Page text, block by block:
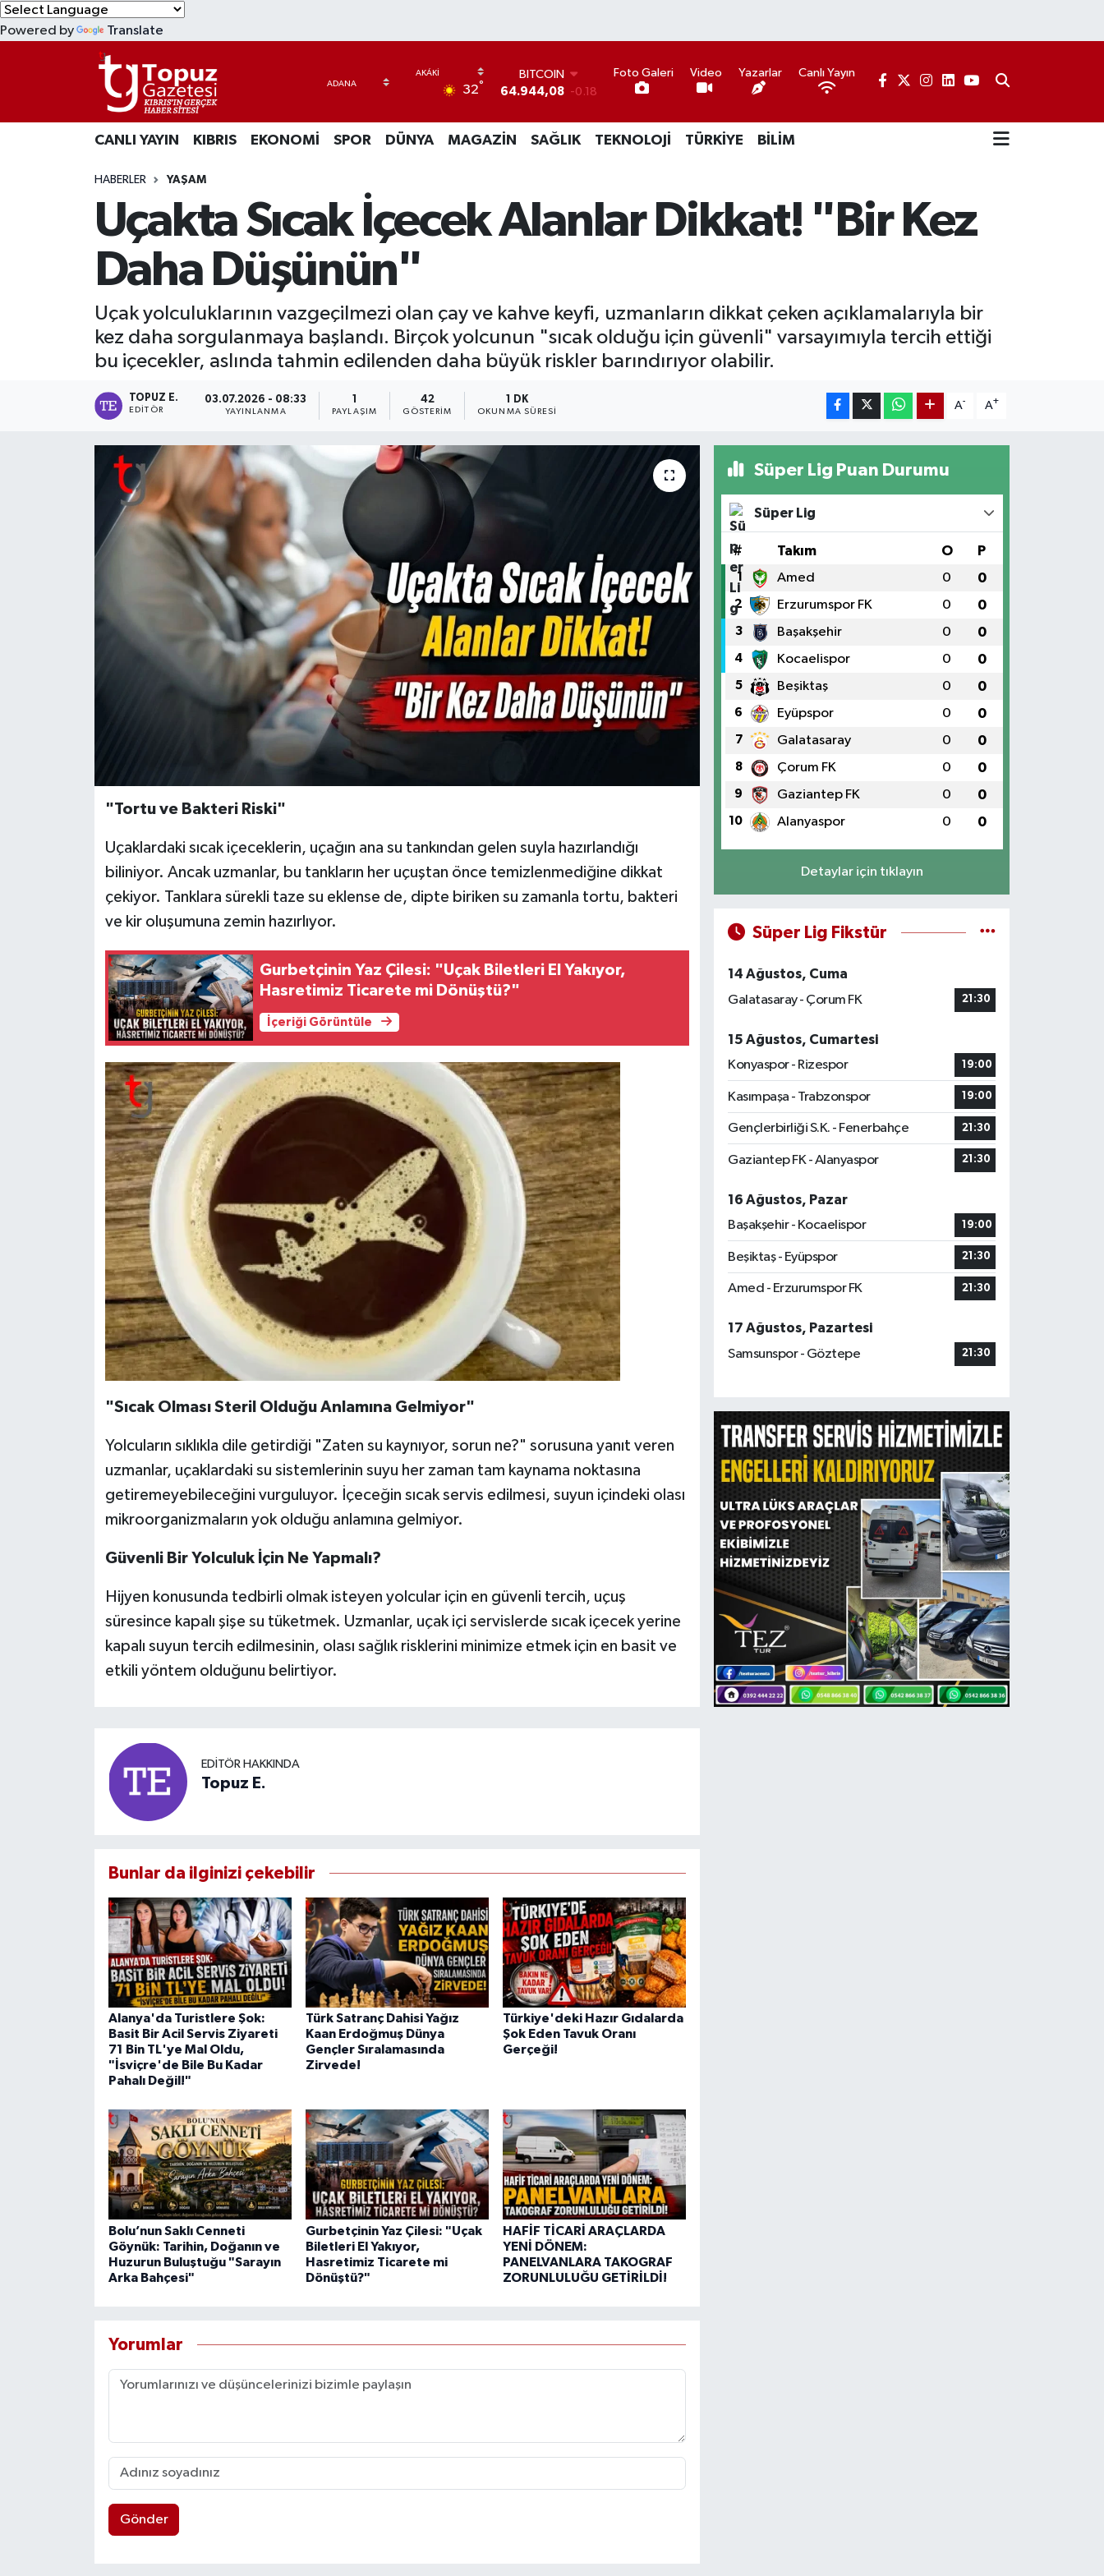
Powered by Translate
32°
BITCOIN
DOLAR
47,7436
0.18
55,2510
STERLİN
BİST100
13.779
Foto Galeri Video Yazarlar Canlı Yayın
CANLI YAYIN KIBRIS EKONOMİ SPOR DÜNYA MAGAZİN SAĞLIK TEKNOLOJİ TÜRKİYE BİLİM
HABERLER YAŞAM
Uçakta Sıcak İçecek Alanlar Dikkat! "Bir Kez
Daha Düşünün"
Uçak yolculuklarının vazgeçilmezi olan çay ve kahve keyfi, uzmanların dikkat çeken açıklamalarıyla bir
kez daha sorgulanmaya başlandı. Birçok yolcunun "sıcak olduğu için güvenli" varsayımıyla tercih ettiği
bu içecekler, aslında tahmin edilenden daha büyük riskler barındırıyor olabilir.
TOPUZ E.
EDITÖR
03.07.2026 - 08:33
YAYINLANMA PAYLAŞIM
42
GÖSTERIM
1 DK
OKUNMA SÜRESI
A- A+
"Tortu ve Bakteri Riski"
Uçaklardaki sıcak içeceklerin, uçağın ana su tankından gelen suyla hazırlandığı
biliniyor. Ancak uzmanlar, bu tankların her uçuştan önce temizlenmediğine dikkat
çekiyor. Tanklara sürekli taze su eklense de, dipte biriken su zamanla tortu, bakteri
ve kir oluşumuna zemin hazırlıyor.
Gurbetçinin Yaz Çilesi: "Uçak Biletleri El Yakıyor,
Hasretimiz Ticarete mi Dönüştü?"
İçeriği Görüntüle
"Sıcak Olması Steril Olduğu Anlamına Gelmiyor"
Yolcuların sıklıkla dile getirdiği "Zaten su kaynıyor, sorun ne?" sorusuna yanıt veren
uzmanlar, uçaklardaki su sistemlerinin suyu her zaman tam kaynama noktasına
getiremeyebileceğini vurguluyor. İçeceğin sıcak servis edilmesi, suyun içindeki olası
mikroorganizmaların yok olduğu anlamına gelmiyor.
Güvenli Bir Yolculuk İçin Ne Yapmalı?
Hijyen konusunda tedbirli olmak isteyen yolcular için en güvenli tercih, uçuş
süresince kapalı şişe su tüketmek. Uzmanlar, uçak içi servislerde sıcak içecek yerine
kapalı suyun tercih edilmesinin, olası sağlık risklerini minimize etmek için en basit ve
etkili yöntem olduğunu belirtiyor.
EDITÖR HAKKINDA
Topuz E.
Bunlar da ilginizi çekebilir
Alanya'da Turistlere Şok:
Basit Bir Acil Servis Ziyareti
71 Bin TL'ye Mal Oldu,
"İsviçre'de Bile Bu Kadar
Pahalı Değil!"
Türk Satranç Dahisi Yağız
Kaan Erdoğmuş Dünya
Gençler Sıralamasında
Zirvede!
Türkiye'deki Hazır Gıdalarda
Şok Eden Tavuk Oranı
Gerçeği!
Bolu’nun Saklı Cenneti
Göynük: Tarihin, Doğanın ve
Huzurun Buluştuğu "Sarayın
Arka Bahçesi"
Gurbetçinin Yaz Çilesi: "Uçak
Biletleri El Yakıyor,
Hasretimiz Ticarete mi
Dönüştü?"
HAFİF TİCARİ ARAÇLARDA
YENİ DÖNEM:
PANELVANLARA TAKOGRAF
ZORUNLULUĞU GETİRİLDİ!
Yorumlar
Gönder
Süper Lig Puan Durumu
Süper Lig
# Takım O P
1 Amed 0 0
2 Erzurumspor FK 0 0
3 Başakşehir 0 0
4 Kocaelispor 0 0
5 Beşiktaş 0 0
6 Eyüpspor 0 0
7 Galatasaray 0 0
8 Çorum FK 0 0
9 Gaziantep FK 0 0
10 Alanyaspor 0 0
Detaylar için tıklayın
Süper Lig Fikstür
14 Ağustos, Cuma
Galatasaray - Çorum FK
21:30
15 Ağustos, Cumartesi
Konyaspor - Rizespor
19:00
Kasımpaşa - Trabzonspor 19:00
Gençlerbirliği S.K. - Fenerbahçe 21:30
Gaziantep FK - Alanyaspor 21:30
16 Ağustos, Pazar
Başakşehir - Kocaelispor
19:00
Beşiktaş - Eyüpspor 21:30
Amed - Erzurumspor FK 21:30
17 Ağustos, Pazartesi
Samsunspor - Göztepe
21:30
EKONOMİ
MAGAZİN
TEKNOLOJİ
TÜRKİYE
Lefkoşa Nöbetçi Eczaneler
Lefkoşa Hava Durumu
Lefkoşa Trafik Yoğunluk Haritası
Süper Lig Puan Durumu ve Fikstür
Tüm Manşetler
Son Dakika Haberleri
Haber Arşivi